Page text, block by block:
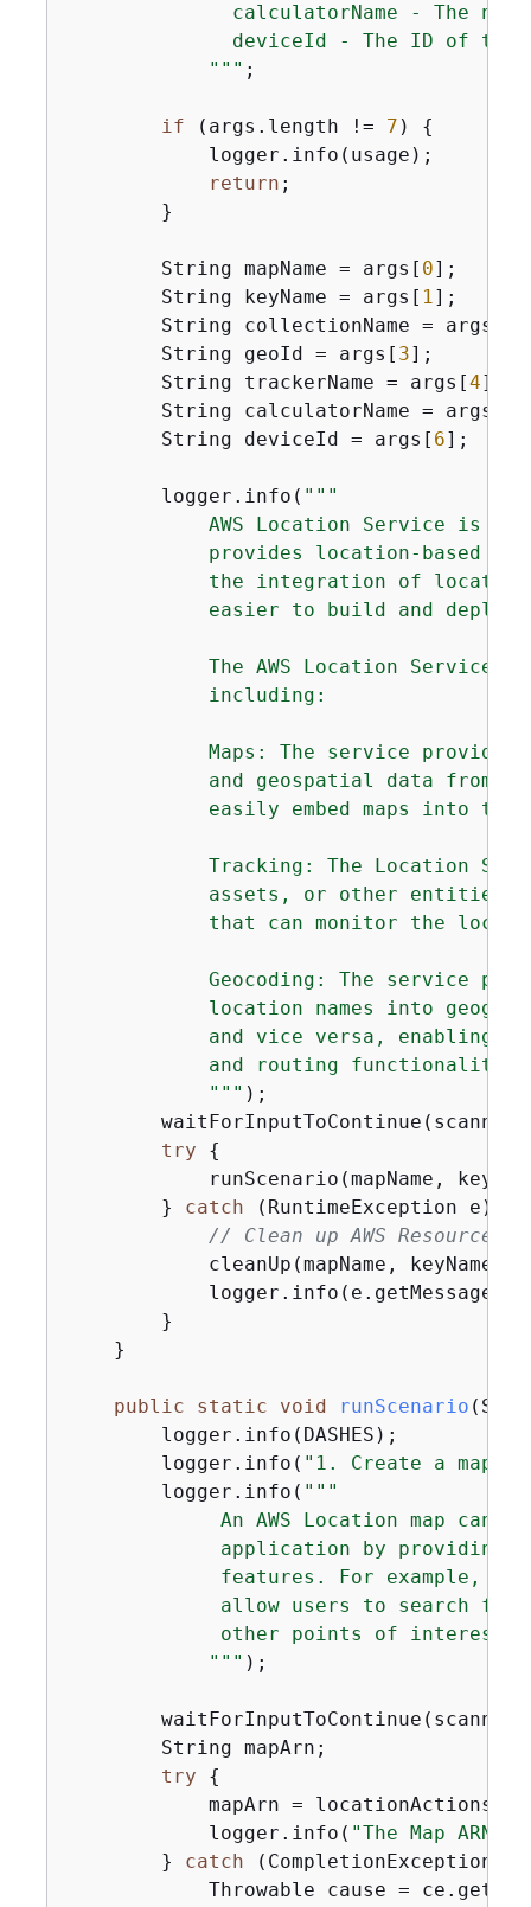
calculatorName - The
deviceId - The ID of the
            "
"" ;
if (args.length != 7 ) {
            logger.info(usage);
return ;
        }
        String mapName = args[
0];
        String keyName = args[
1];
        String collectionName = args[
        String geoId = args[
3];
        String trackerName = args[
4];
        String calculatorName = args[
        String deviceId = args[
6];
        logger.info(
"" "
AWS Location Service is a
provides location-based
the integration of
easier to build and deploy
The AWS Location Service
            including:
Maps: The service
and geospatial data from
easily embed maps into
Tracking: The Location
assets, or other
that can monitor the
Geocoding: The service
location names into
and vice versa, enabling
and routing functionality
            "
"" );
try
{
runScenario(mapName,
        }
catch (RuntimeException e)
// Clean up AWS Resources.
cleanUp(mapName, keyName,
        }
    }
public static void runScenario
        logger.info(DASHES);
        logger.info(
"1. Create a map"
        logger.info(
"" "
An AWS Location map can
application by providing
features. For example,
allow users to search for
other points of interest
            "
"" );
        String mapArn;
try
{
mapArn =
            logger.info(
"The Map ARN
        }
catch (CompletionException
Throwable cause =